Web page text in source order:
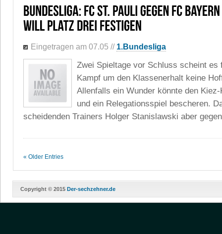
Eingetragen am 07.05 // 1.Bundesliga
Zwei Spieltage vor Schluss scheint es
Kampf um den Klassenerhalt keine
Allenfalls ein Wunder könnte den
und ein Relegationsspiel bescheren.
scheidenden Trainers Holger Stanislawski aber
« Older Entries
Copyright © 2015 Der-sechzehner.de